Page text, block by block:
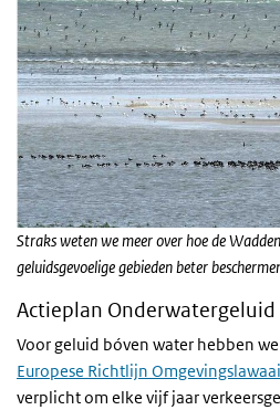
Straks weten we meer over hoe de
geluidsgevoelige gebieden beter
Actieplan Onderwatergeluid
Voor geluid bóven water hebben
Europese Richtlijn Omgevingslawaai
verplicht om elke vijf jaar